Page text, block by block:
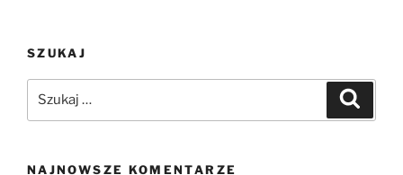
Archeologicznego
dostępny!”
SZUKAJ
NAJNOWSZE KOMENTARZE